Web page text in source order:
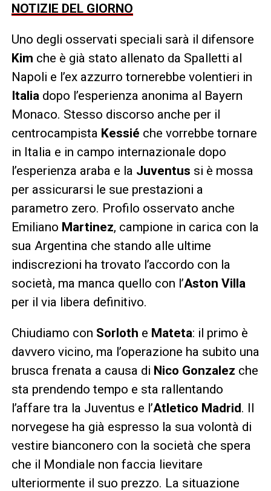
NOTIZIE DEL GIORNO
Uno degli osservati speciali sarà il difensore
Kim che è già stato allenato da Spalletti al
Napoli e l’ex azzurro tornerebbe volentieri in
Italia dopo l’esperienza anonima al Bayern
Monaco. Stesso discorso anche per il
centrocampista Kessié che vorrebbe tornare
in Italia e in campo internazionale dopo
l’esperienza araba e la Juventus si è mossa
per assicurarsi le sue prestazioni a
parametro zero. Profilo osservato anche
Emiliano Martinez, campione in carica con la
sua Argentina che stando alle ultime
indiscrezioni ha trovato l’accordo con la
società, ma manca quello con l’Aston Villa
per il via libera definitivo.
Chiudiamo con Sorloth e Mateta: il primo è
davvero vicino, ma l’operazione ha subito una
brusca frenata a causa di Nico Gonzalez che
sta prendendo tempo e sta rallentando
l’affare tra la Juventus e l’Atletico Madrid. Il
norvegese ha già espresso la sua volontà di
vestire bianconero con la società che spera
che il Mondiale non faccia lievitare
ulteriormente il suo prezzo. La situazione